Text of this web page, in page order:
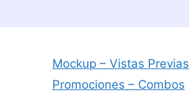
Mockup – Vistas Previas
Promociones – Combos